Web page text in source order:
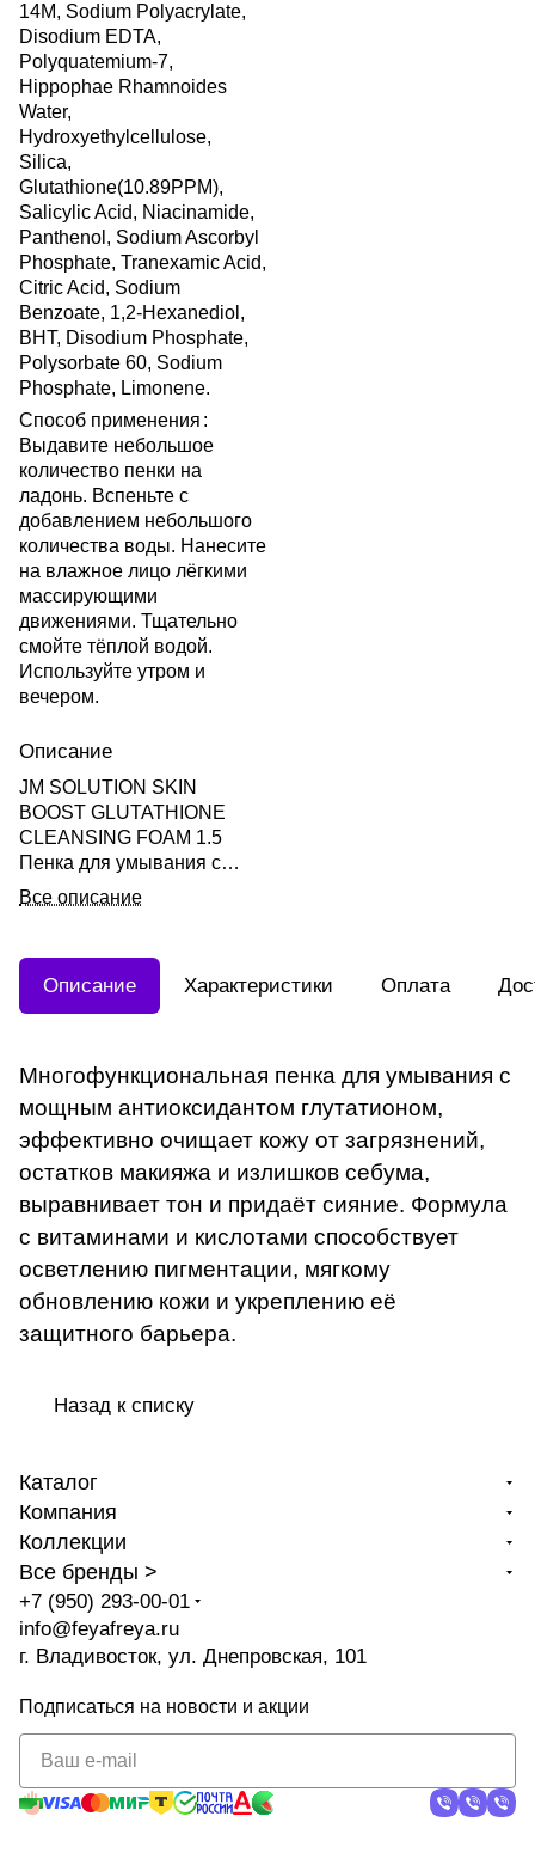
14M, Sodium Polyacrylate,
Disodium EDTA,
Polyquatemium-7,
Hippophae Rhamnoides
Water,
Hydroxyethylcellulose,
Silica,
Glutathione(10.89PPM),
Salicylic Acid, Niacinamide,
Panthenol, Sodium Ascorbyl
Phosphate, Tranexamic Acid,
Citric Acid, Sodium
Benzoate, 1,2-Hexanediol,
BHT, Disodium Phosphate,
Polysorbate 60, Sodium
Phosphate, Limonene.
Способ применения :
Выдавите небольшое
количество пенки на
ладонь. Вспеньте с
добавлением небольшого
количества воды. Нанесите
на влажное лицо лёгкими
массирующими
движениями. Тщательно
смойте тёплой водой.
Используйте утром и
вечером.
Описание
JM SOLUTION SKIN
BOOST GLUTATHIONE
CLEANSING FOAM 1.5
Пенка для умывания с
глутатионом 150ml
Все описание
Описание Характеристики Оплата
Многофункциональная пенка для умывания с
мощным антиоксидантом глутатионом,
эффективно очищает кожу от загрязнений,
остатков макияжа и излишков себума,
выравнивает тон и придаёт сияние. Формула
с витаминами и кислотами способствует
осветлению пигментации, мягкому
обновлению кожи и укреплению её
защитного барьера.
Назад к списку
Каталог
Компания
Коллекции
Все бренды >
+7 (950) 293-00-01
info@feyafreya.ru
г. Владивосток, ул. Днепровская, 101
Подписаться на новости и акции